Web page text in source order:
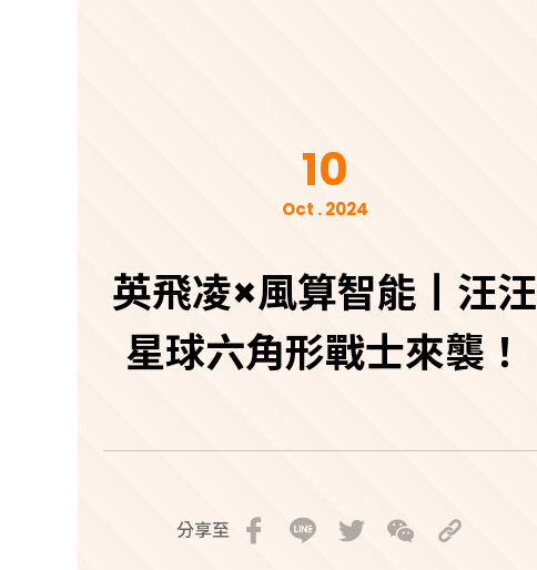
10
Oct . 2024
英飛凌×風算智能丨汪汪
星球六角形戰士來襲！
分享至